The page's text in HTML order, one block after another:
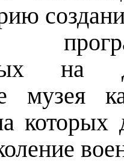
на
музея
которых